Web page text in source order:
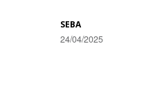
na
SEBA
24/04/2025